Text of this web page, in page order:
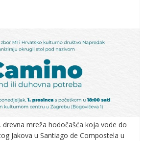
drevna mreža hodočašća koja vode do
Jakova u Santiago de Compostela u